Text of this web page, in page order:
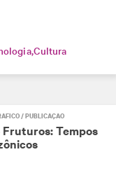
Cultura
/ PUBLICAÇÃO
Tempos